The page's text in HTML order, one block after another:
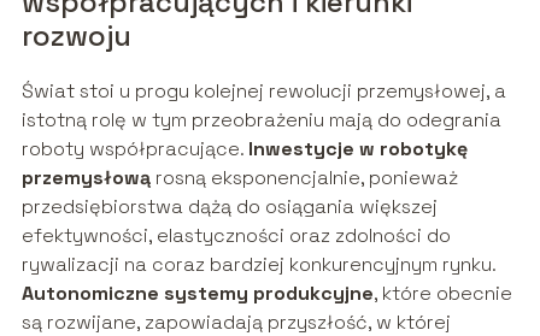
rozwoju
Świat stoi u progu kolejnej rewolucji przemysłowej, a
istotną rolę w tym przeobrażeniu mają do odegrania
roboty współpracujące. Inwestycje w robotykę
przemysłowąrosną eksponencjalnie, ponieważ
przedsiębiorstwa dążą do osiągania większej
efektywności, elastyczności oraz zdolności do
rywalizacji na coraz bardziej konkurencyjnym rynku.
Autonomiczne systemy produkcyjne, które obecnie
są rozwijane, zapowiadają przyszłość, w której